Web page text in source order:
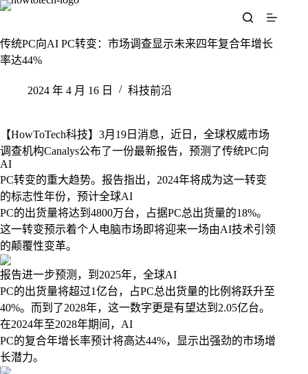
跳
内
容
传统PC向AI PC转变：市场调查显示未来四年复合年增长
率达44%
2024 年 4 月 16 日 科技前沿
【HowToTech科技】3月19日消息，近日，全球权威市场
调查机构Canalys公布了一份最新报告，预测了传统PC向
AI
PC转变的重大趋势。报告指出，2024年将成为这一转变
的标志性年份，预计全球AI
PC的出货量将达到4800万台，占据PC总出货量的18%。
这一转变预示着个人电脑市场即将迎来一场由AI技术引领
的颠覆性变革。
报告进一步预测，到2025年，全球AI
PC的出货量将超过1亿台，占PC总出货量的比例将跃升至
40%。而到了2028年，这一数字更是有望达到2.05亿台。
在2024年至2028年期间，AI
PC的复合年增长率预计将高达44%，显示出强劲的市场增
长潜力。